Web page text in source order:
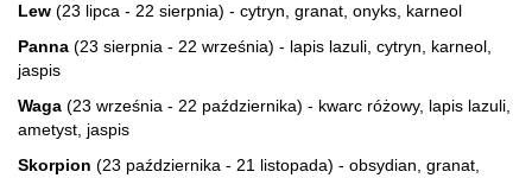
Lew (23 lipca - 22 sierpnia) - cytryn, granat, onyks, karneol
Panna (23 sierpnia - 22 września) - lapis lazuli, cytryn, karneol,
jaspis
Waga (23 września - 22 października) - kwarc różowy, lapis lazuli,
ametyst, jaspis
Skorpion (23 października - 21 listopada) - obsydian, granat,